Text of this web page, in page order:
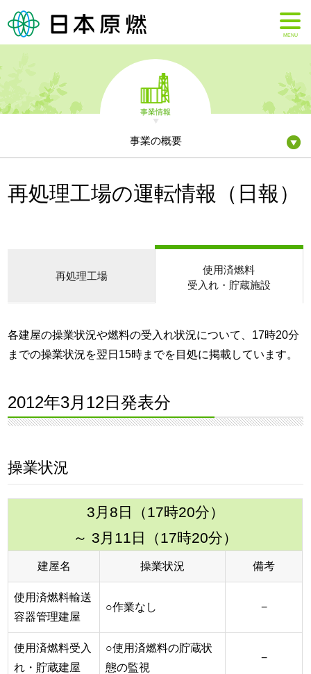
MENU
事業情報
事業の概要
再処理工場の運転情報（日報）
再処理工場
使用済燃料
受入れ・貯蔵施設
各建屋の操業状況や燃料の受入れ状況について、17時20分
までの操業状況を翌日15時までを目処に掲載しています。
2012年3月12日発表分
操業状況
3月8日（17時20分）
～ 3月11日（17時20分）
建屋名 操業状況 備考
使用済燃料輸送
容器管理建屋
○作業なし −
使用済燃料受入
れ・貯蔵建屋
○使用済燃料の貯蔵状
態の監視
−